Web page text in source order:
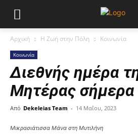
Αρχική Η Ζωή στην Πόλη Κοινωνία
Κοινωνία
Διεθνής ημέρα
Μητέρας
Από Dekeleias Team - 14 Μαΐου, 2023
Μικρασιάτισσα Μάνα στη Μυτιλήνη